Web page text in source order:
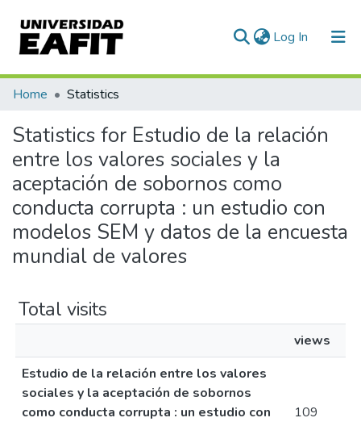
Log In (current)
Communities & Collections
All of DSpace
Home Statistics
Statistics for Estudio de la relación
entre los valores sociales y la
aceptación de sobornos como
conducta corrupta : un estudio con
modelos SEM y datos de la encuesta
mundial de valores
Total visits
views
Estudio de la relación entre los valores
sociales y la aceptación de sobornos
como conducta corrupta : un estudio con
109